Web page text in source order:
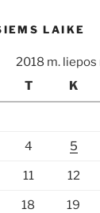
LAIKE
2018 m. liepos
T K
4 5
11 12
18 19